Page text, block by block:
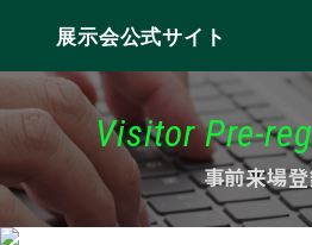
展示会公式サイト
Visitor Pre-
事前来場